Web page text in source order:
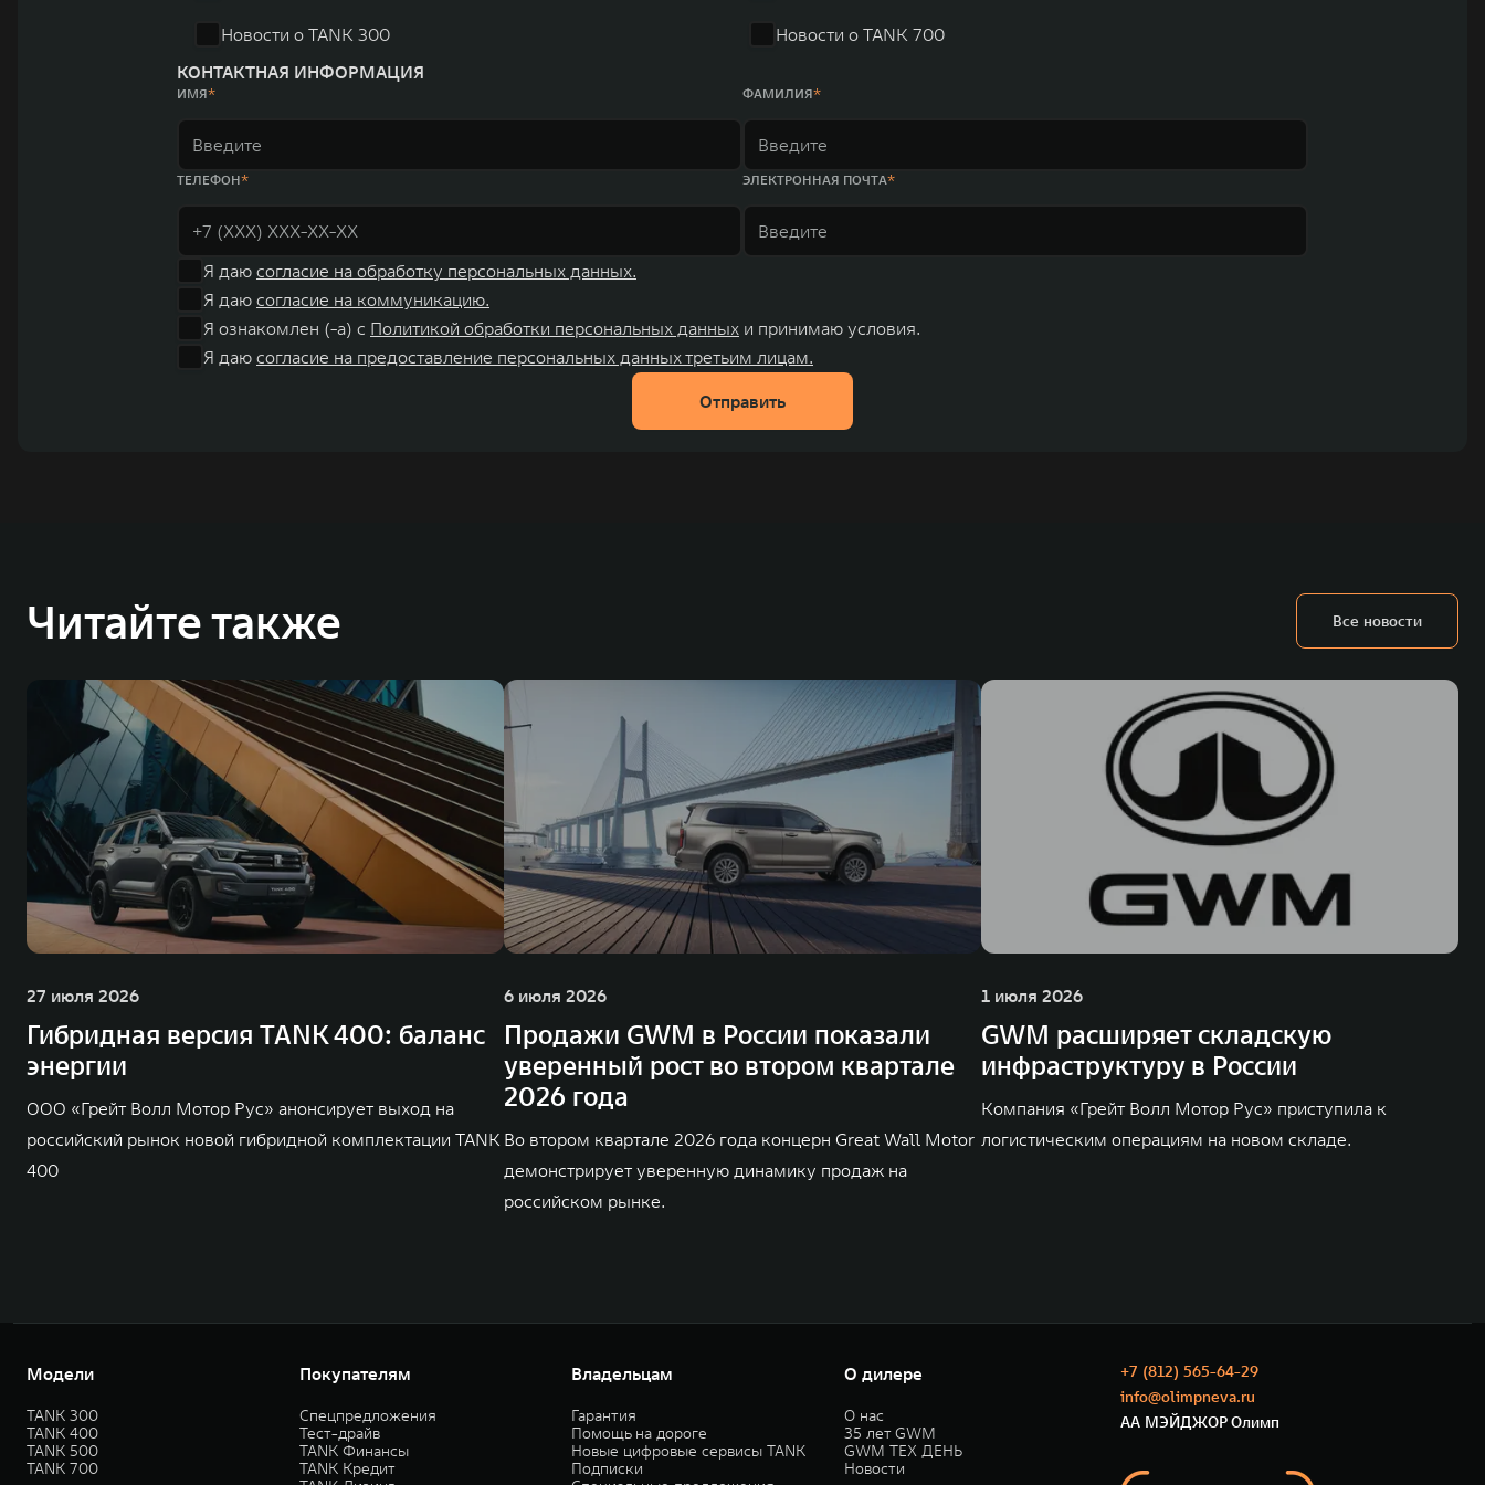
Новости о TANK 300
Новости о TANK 700
КОНТАКТНАЯ ИНФОРМАЦИЯ
ИМЯ ФАМИЛИЯ
ТЕЛЕФОН ЭЛЕКТРОННАЯ ПОЧТА
Я даю согласие на обработку персональных данных.
Я даю согласие на коммуникацию.
Я ознакомлен (-а) с Политикой обработки персональных данных и принимаю условия.
Я даю согласие на предоставление персональных данных третьим лицам.
Отправить
Читайте также Все новости
27 июля 2026
Гибридная версия TANK 400: баланс
энергии
ООО «Грейт Волл Мотор Рус» анонсирует выход на
российский рынок новой гибридной комплектации TANK
400
6 июля 2026
Продажи GWM в России показали
уверенный рост во втором квартале
2026 года
Во втором квартале 2026 года концерн Great Wall Motor
демонстрирует уверенную динамику продаж на
российском рынке.
1 июля 2026
GWM расширяет складскую
инфраструктуру в России
Компания «Грейт Волл Мотор Рус» приступила к
логистическим операциям на новом складе.
Модели
TANK 300
TANK 400
TANK 500
TANK 700
Покупателям
Спецпредложения
Тест-драйв
TANK Финансы
TANK Кредит
Владельцам
Гарантия
Помощь на дороге
Новые цифровые сервисы TANK
Подписки
О дилере
О нас
35 лет GWM
GWM ТЕХ ДЕНЬ
Новости
+7 (812) 565-64-29
info@olimpneva.ru
АА МЭЙДЖОР Олимп